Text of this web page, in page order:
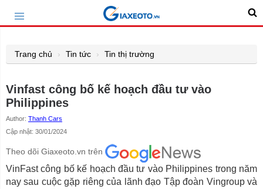
Trang chủ Tin tức Tin thị trường
Vinfast công bố kế hoạch đầu tư vào
Philippines
Author: Thanh Cars
Cập nhật: 30/01/2024
Theo dõi Giaxeoto.vn trên
VinFast công bố kế hoạch đầu tư vào Philippines trong năm
nay sau cuộc gặp riêng của lãnh đạo Tập đoàn Vingroup và